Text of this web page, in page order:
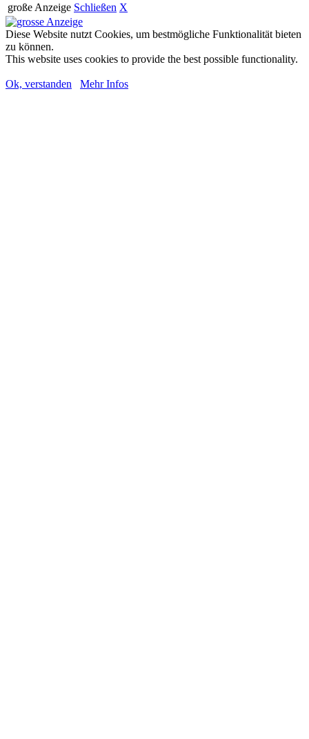
große Anzeige Schließen X
Diese Website nutzt Cookies, um bestmögliche Funktionalität bieten
zu können.
This website uses cookies to provide the best possible functionality.
Ok, verstanden Mehr Infos